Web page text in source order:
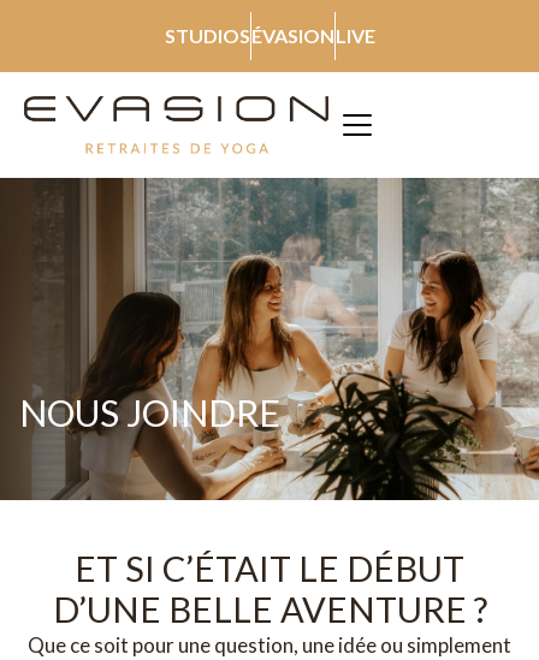
STUDIOSÉVASIONLIVE
NOUS JOINDRE
ET SI C’ÉTAIT LE DÉBUT
D’UNE BELLE AVENTURE ?
Que ce soit pour une question, une idée ou simplement